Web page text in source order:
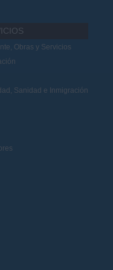
Obras y Servicios
Sanidad e Inmigración